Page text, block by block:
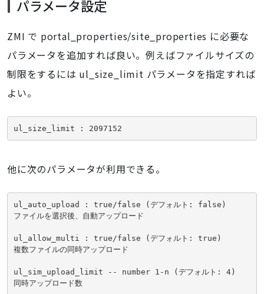
パラメータ設定
ZMI で portal_properties/site_properties に必要な
パラメータを追加すれば良い。例えばファイルサイズの
制限をするには ul_size_limit パラメータを指定すれば
よい。
ul_size_limit : 2097152
他に次のパラメータが利用できる。
ul_auto_upload : true/false (デフォルト: false)
ファイルを選択後、自動アップロード
ul_allow_multi : true/false (デフォルト: true)
複数ファイルの同時アップロード
ul_sim_upload_limit -- number 1-n (デフォルト: 4)
同時アップロード数